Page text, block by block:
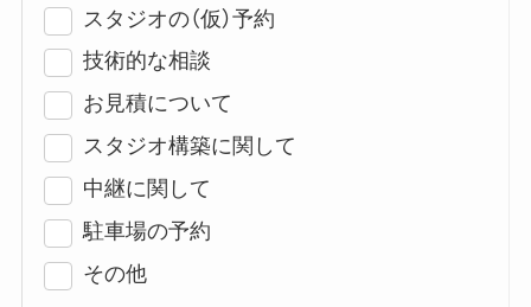
スタジオの（仮）予約
技術的な相談
お見積について
スタジオ構築に関して
中継に関して
駐車場の予約
その他